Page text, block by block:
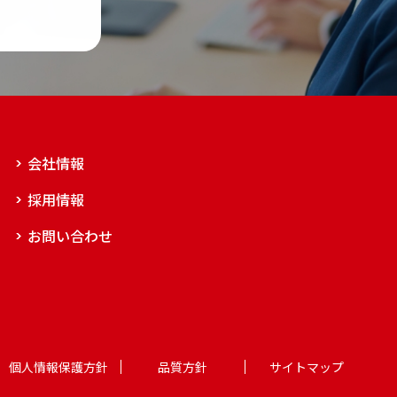
会社情報
採用情報
お問い合わせ
個人情報保護方針 品質方針 サイトマップ